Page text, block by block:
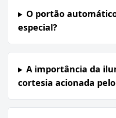
O portão
especial?
A importância da
cortesia acionada